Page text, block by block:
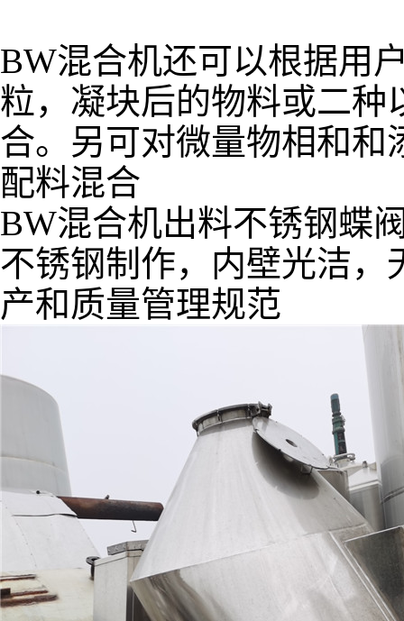
BW混合机还可以根据用
粒，凝块后的物料或二种
合。另可对微量物相和和
配料混合
BW混合机出料不锈钢蝶
不锈钢制作，内壁光洁
产和质量管理规范